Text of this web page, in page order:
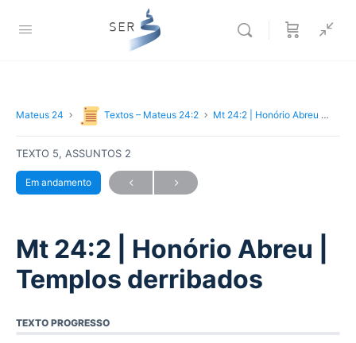
Mateus 24 Textos – Mateus 24:2 Mt 24:2 | Honório Abreu | Templos derribados
TEXTO 5, ASSUNTOS 2
Em andamento
Mt 24:2 | Honório Abreu |
Templos derribados
TEXTO PROGRESSO